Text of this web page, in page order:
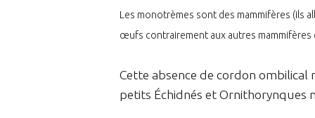
Les monotrèmes sont des mammifères (ils
œufs contrairement aux autres
Cette absence de cordon
petits Échidnés et Ornithorynques